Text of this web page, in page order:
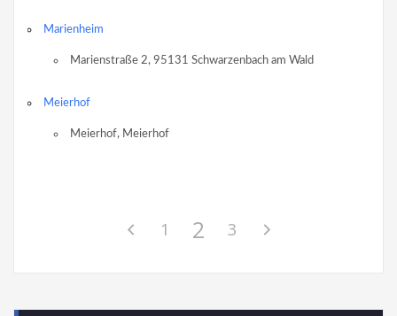
Marienheim
Marienstraße 2, 95131 Schwarzenbach am Wald
Meierhof
Meierhof, Meierhof
1 2 3